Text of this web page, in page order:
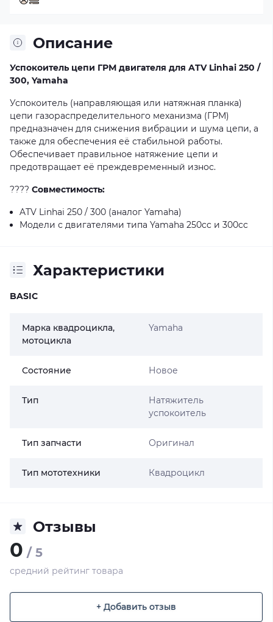
Описание
Успокоитель цепи ГРМ двигателя для ATV Linhai 250 /
300, Yamaha
Успокоитель (направляющая или натяжная планка)
цепи газораспределительного механизма (ГРМ)
предназначен для снижения вибрации и шума цепи, а
также для обеспечения её стабильной работы.
Обеспечивает правильное натяжение цепи и
предотвращает её преждевременный износ.
???? Совместимость:
ATV Linhai 250 / 300 (аналог Yamaha)
Модели с двигателями типа Yamaha 250cc и 300cc
Характеристики
BASIC
Марка квадроцикла,
мотоцикла
Yamaha
Состояние Новое
Тип
Натяжитель
успокоитель
Тип запчасти Оригинал
Тип мототехники Квадроцикл
Отзывы
0 / 5
средний рейтинг товара
+ Добавить отзыв